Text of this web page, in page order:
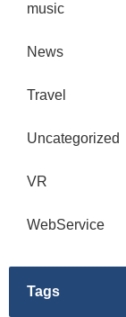
music
News
Travel
Uncategorized
VR
WebService
Tags